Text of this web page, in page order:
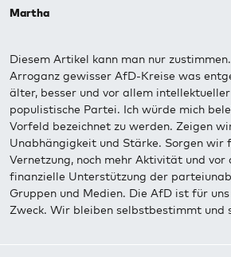
Martha
Diesem Artikel kann man nur
Arroganz gewisser AfD-Kreise was
älter, besser und vor allem
populistische Partei. Ich würde mich
Vorfeld bezeichnet zu werden. Zeigen
Unabhängigkeit und Stärke. Sorgen wir
Vernetzung, noch mehr Aktivität und vor
finanzielle Unterstützung der
Gruppen und Medien. Die AfD ist für
Zweck. Wir bleiben selbstbestimmt und